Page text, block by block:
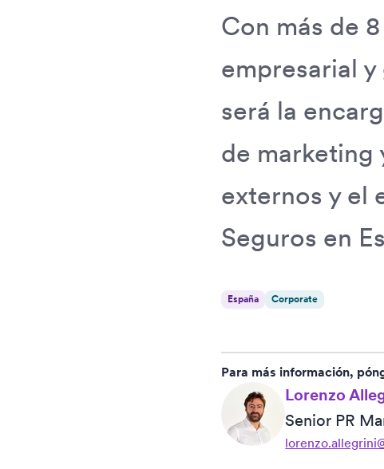
Con más de
empresarial
será la
de marketing
externos y el
Seguros en
España Corporate
Para más información,
Lorenzo
Senior PR